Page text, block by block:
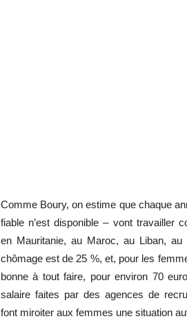
Comme Boury, on estime que chaque
fiable n’est disponible – vont travailler
en Mauritanie, au Maroc, au Liban,
chômage est de 25 %, et, pour les
bonne à tout faire, pour environ 70
salaire faites par des agences de
font miroiter aux femmes une situation